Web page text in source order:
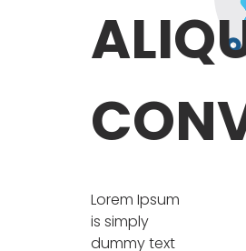
Lorem Ipsum
is simply
dummy text